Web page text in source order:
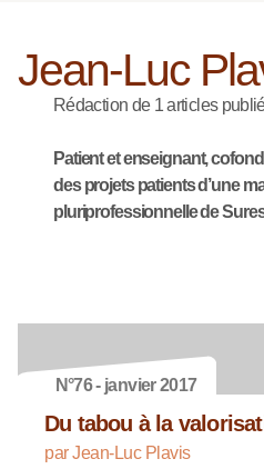
Jean-Luc
Rédaction de 1 articles
Patient et enseignant,
des projets patients d’une
pluriprofessionnelle de
N°76 - janvier 2017
Du tabou à la
par Jean-Luc Plavis